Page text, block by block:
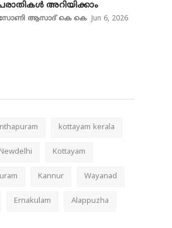
അറിയിക്കാം
ആസാദ് കെ കെ Jun 6, 2026
kottayam kerala
Newdelhi Kottayam
Kannur Wayanad
Ernakulam Alappuzha